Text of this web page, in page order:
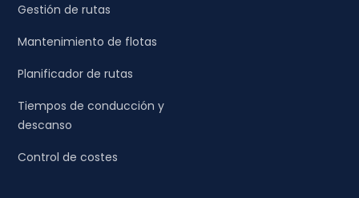
Gestión de rutas
Mantenimiento de flotas
Planificador de rutas
Tiempos de conducción y
descanso
Control de costes